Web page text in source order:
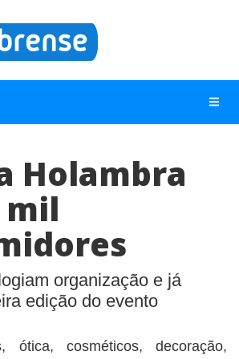
Holambra
organização e já
edição do evento
ótica, cosméticos, decoração,